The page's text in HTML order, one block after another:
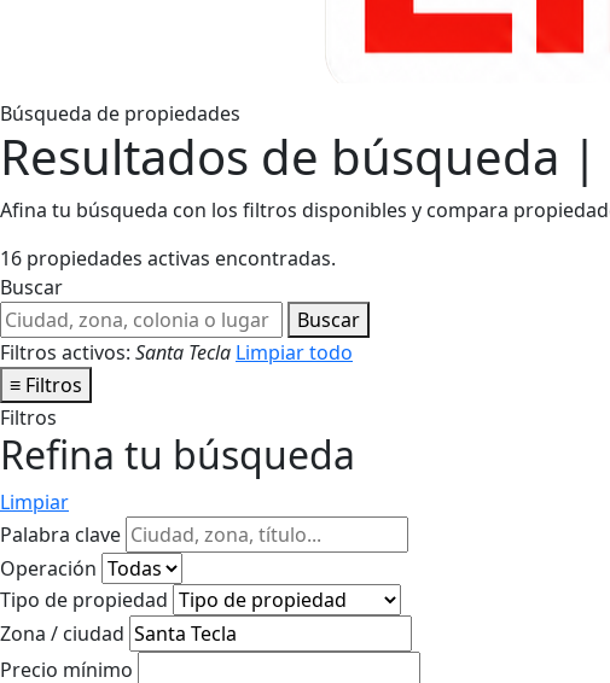
Búsqueda de propiedades
Resultados de búsqueda |
Afina tu búsqueda con los filtros disponibles y compara
16 propiedades activas encontradas.
Buscar
Buscar
Filtros activos: Santa Tecla Limpiar todo
≡ Filtros
Filtros
Refina tu búsqueda
Limpiar
Palabra clave
Operación
Tipo de propiedad
Zona / ciudad
Precio mínimo